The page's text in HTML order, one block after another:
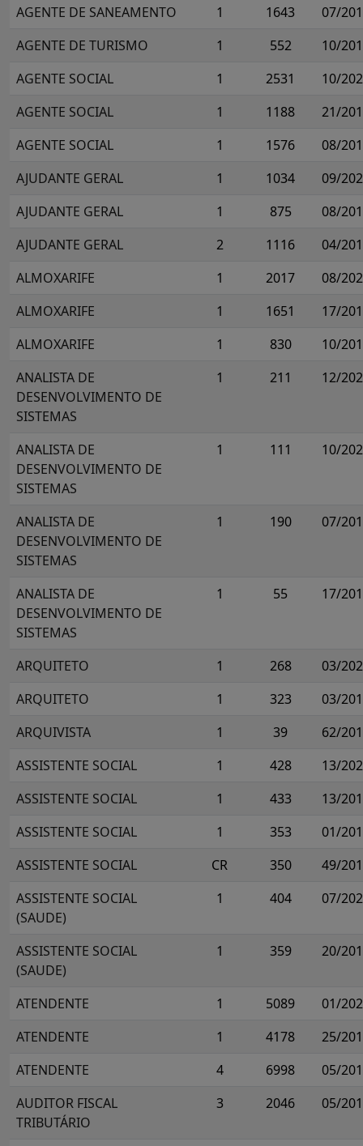
AGENTE DE SANEAMENTO 1 1643
07/
AGENTE DE TURISMO
1 552
10/
AGENTE SOCIAL
1 2531
10/
AGENTE SOCIAL
1 1188
21/
AGENTE SOCIAL
1 1576
08/
AJUDANTE GERAL
1 1034
09/
AJUDANTE GERAL
1 875
08/
AJUDANTE GERAL
2 1116
04/
ALMOXARIFE
1 2017
08/
ALMOXARIFE
1 1651
17/
ALMOXARIFE
1 830
10/
ANALISTA DE
DESENVOLVIMENTO DE
SISTEMAS
1 211 12/
ANALISTA DE
DESENVOLVIMENTO DE
SISTEMAS
1 111 10/
ANALISTA DE
DESENVOLVIMENTO DE
SISTEMAS
1 190 07/
ANALISTA DE
DESENVOLVIMENTO DE
SISTEMAS
1 55 17/
ARQUITETO 1 268
03/
ARQUITETO
1 323
03/
ARQUIVISTA
1 39
62/
ASSISTENTE SOCIAL
1 428
13/
ASSISTENTE SOCIAL
1 433
13/
ASSISTENTE SOCIAL
1 353
01/
ASSISTENTE SOCIAL
CR 350
49/
ASSISTENTE SOCIAL
(SAUDE)
1 404 07/
ASSISTENTE SOCIAL
(SAUDE)
1 359 20/
ATENDENTE 1 5089
01/
ATENDENTE
1 4178
25/
ATENDENTE
4 6998
05/
AUDITOR FISCAL
TRIBUTÁRIO
3 2046 05/